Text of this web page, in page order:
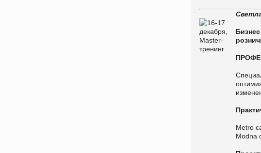
Metro
Modna